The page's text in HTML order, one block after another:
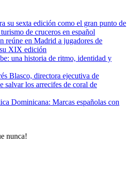
su sexta edición como el gran punto de
de cruceros en español
reúne en Madrid a jugadores de
XIX edición
una historia de ritmo, identidad y
Blasco, directora ejecutiva de
los arrecifes de coral de
Dominicana: Marcas españolas con
nunca!